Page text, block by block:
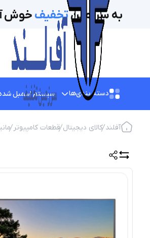
به سرزمینتخفیف‌خوش
دسته بندی‌ها سیستم اسمبل
آفلند کالای دیجیتال قطعات کامپیوتر